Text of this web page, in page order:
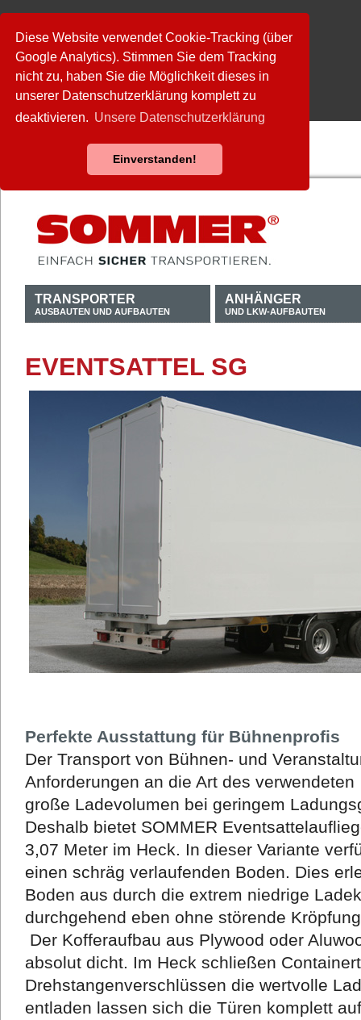
Diese Website verwendet Cookie-Tracking (über
Google Analytics). Stimmen Sie dem Tracking
nicht zu, haben Sie die Möglichkeit dieses in
unserer Datenschutzerklärung komplett zu
deaktivieren. Unsere Datenschutzerklärung
Einverstanden!
TRANSPORTER
AUSBAUTEN UND AUFBAUTEN
ANHÄNGER
UND LKW-AUFBAUTEN
EVENTSATTEL SG
Perfekte Ausstattung für Bühnenprofis
Der Transport von Bühnen- und
Anforderungen an die Art des
große Ladevolumen bei geringem
Deshalb bietet SOMMER
3,07 Meter im Heck. In dieser Variante
einen schräg verlaufenden Boden. Dies
Boden aus durch die extrem niedrige
durchgehend eben ohne störende
Der Kofferaufbau aus Plywood oder
absolut dicht. Im Heck schließen
Drehstangenverschlüssen die wertvolle
entladen lassen sich die Türen komplett